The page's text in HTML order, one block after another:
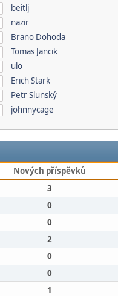
beitlj
nazir
Brano Dohoda
Tomas Jancik
ulo
Erich Stark
Petr Slunský
johnnycage
Nových příspěvků
3
0
0
2
0
0
1